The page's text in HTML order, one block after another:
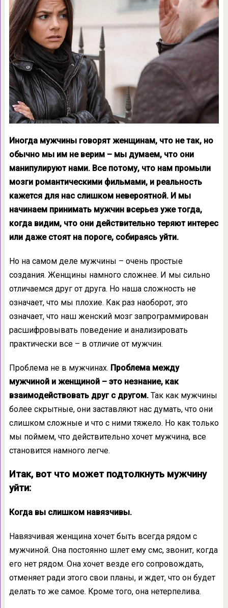
Иногда мужчины говорят женщинам, что не так, но
обычно мы им не верим – мы думаем, что они
манипулируют нами. Все потому, что нам промыли
мозги романтическими фильмами, и реальность
кажется для нас слишком невероятной. И мы
начинаем принимать мужчин всерьез уже тогда,
когда видим, что они действительно теряют интерес
или даже стоят на пороге, собираясь уйти.
Но на самом деле мужчины – очень простые
создания. Женщины намного сложнее. И мы сильно
отличаемся друг от друга. Но наша сложность не
означает, что мы плохие. Как раз наоборот, это
означает, что наш женский мозг запрограммирован
расшифровывать поведение и анализировать
практически все – в отличие от мужчин.
Проблема не в мужчинах. Проблема между
мужчиной и женщиной – это незнание, как
взаимодействовать друг с другом.Так как мужчины
более скрытные, они заставляют нас думать, что они
слишком сложные и что с ними тяжело. Но как только
мы поймем, что действительно хочет мужчина, все
становится намного легче.
Итак, вот что может подтолкнуть мужчину
уйти:
Когда вы слишком навязчивы.
Навязчивая женщина хочет быть всегда рядом с
мужчиной. Она постоянно шлет ему смс, звонит, когда
его нет рядом. Она хочет везде его сопровождать,
отменяет ради этого свои планы, и ждет, что он будет
делать то же самое. Кроме того, она нетерпелива.